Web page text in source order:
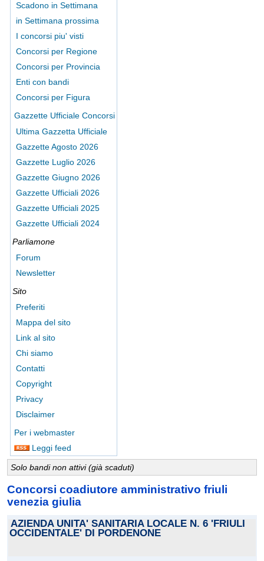
Scadono in Settimana
in Settimana prossima
I concorsi piu' visti
Concorsi per Regione
Concorsi per Provincia
Enti con bandi
Concorsi per Figura
Gazzette Ufficiale Concorsi
Ultima Gazzetta Ufficiale
Gazzette Agosto 2026
Gazzette Luglio 2026
Gazzette Giugno 2026
Gazzette Ufficiali 2026
Gazzette Ufficiali 2025
Gazzette Ufficiali 2024
Parliamone
Forum
Newsletter
Sito
Preferiti
Mappa del sito
Link al sito
Chi siamo
Contatti
Copyright
Privacy
Disclaimer
Per i webmaster
Leggi feed
Solo bandi non attivi (già scaduti)
Concorsi coadiutore amministrativo friuli
venezia giulia
AZIENDA UNITA' SANITARIA LOCALE N. 6 'FRIULI
OCCIDENTALE' DI PORDENONE